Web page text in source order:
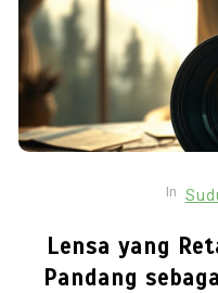
In
Lensa yang
Pandang